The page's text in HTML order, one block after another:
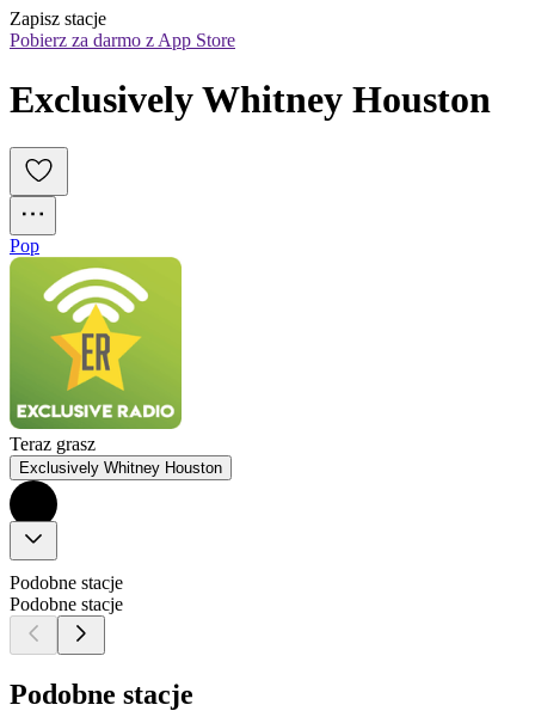
Zapisz stacje
Pobierz za darmo z App Store
Exclusively Whitney Houston
Pop
Teraz grasz
Exclusively Whitney Houston
Podobne stacje
Podobne stacje
Podobne stacje